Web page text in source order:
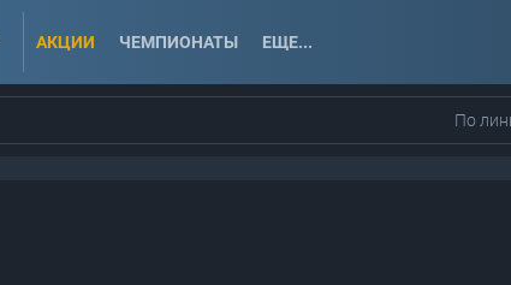
АКЦИИ ЧЕМПИОНАТЫ ЕЩЕ...
По